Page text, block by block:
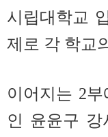
시립대학교
제로 각 학교
이어지는 2
인 윤윤구 강